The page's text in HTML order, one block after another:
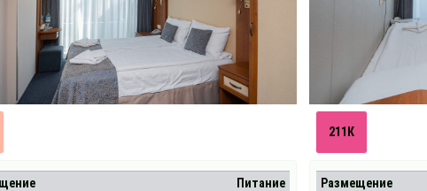
Питание
211К
Размещение